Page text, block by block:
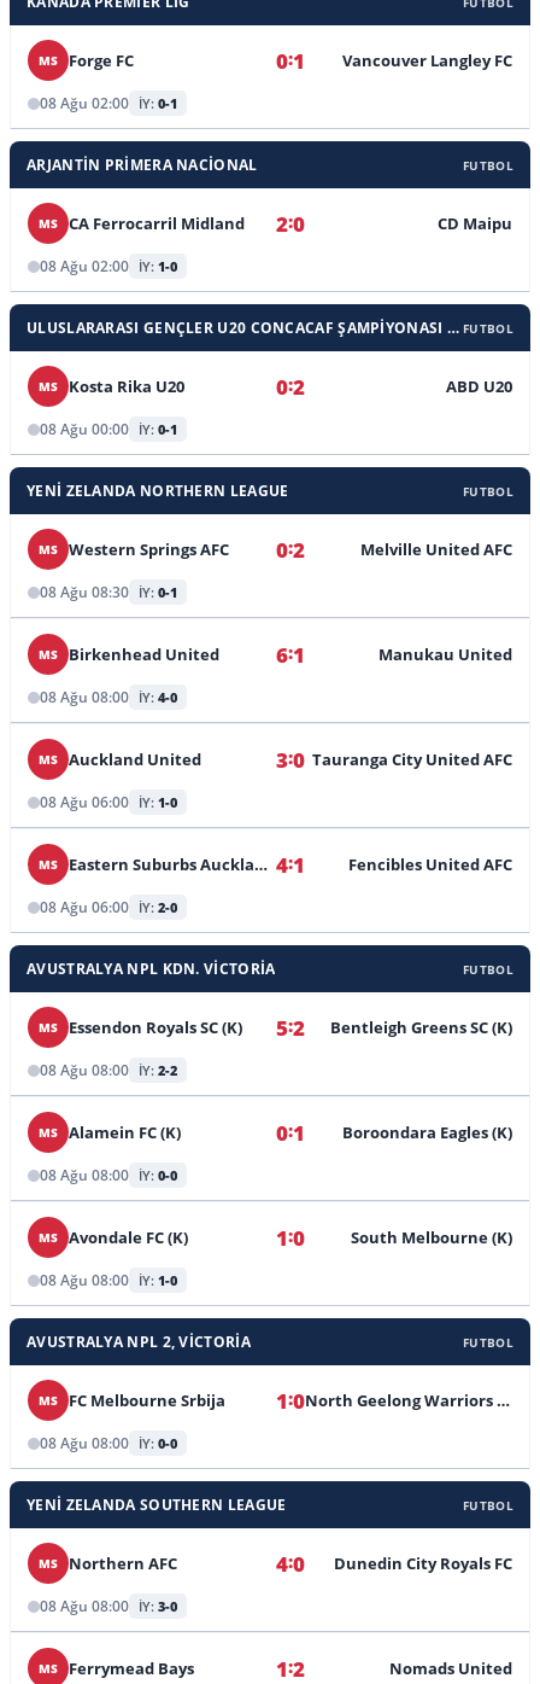
MS Forge FC 0:1 Vancouver Langley FC
08 Ağu 02:00 İY: 0-1
ARJANTIN PRIMERA NACIONAL FUTBOL
MS CA Ferrocarril Midland 2:0 CD Maipu
08 Ağu 02:00 İY: 1-0
ULUSLARARASI GENÇLER U20 CONCACAF ŞAMPIYONASI ELEME FUTBOL
MS Kosta Rika U20 0:2 ABD U20
08 Ağu 00:00 İY: 0-1
YENI ZELANDA NORTHERN LEAGUE FUTBOL
MS Western Springs AFC 0:2 Melville United AFC
08 Ağu 08:30 İY: 0-1
MS Birkenhead United 6:1 Manukau United
08 Ağu 08:00 İY: 4-0
MS Auckland United 3:0 Tauranga City United AFC
08 Ağu 06:00 İY: 1-0
MS Eastern Suburbs Auckland AFC 4:1 Fencibles United AFC
08 Ağu 06:00 İY: 2-0
AVUSTRALYA NPL KDN. VICTORIA FUTBOL
MS Essendon Royals SC (K) 5:2 Bentleigh Greens SC (K)
08 Ağu 08:00 İY: 2-2
MS Alamein FC (K) 0:1 Boroondara Eagles (K)
08 Ağu 08:00 İY: 0-0
MS Avondale FC (K) 1:0 South Melbourne (K)
08 Ağu 08:00 İY: 1-0
AVUSTRALYA NPL 2, VICTORIA FUTBOL
MS FC Melbourne Srbija 1:0 North Geelong Warriors FC
08 Ağu 08:00 İY: 0-0
YENI ZELANDA SOUTHERN LEAGUE FUTBOL
MS Northern AFC 4:0 Dunedin City Royals FC
08 Ağu 08:00 İY: 3-0
MS Ferrymead Bays 1:2 Nomads United